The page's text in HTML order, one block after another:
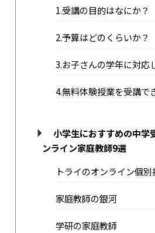
1.受講の目的はなにか？
2.予算はどのくらいか？
3.お子さんの学年に対応
4.無料体験授業を受講で
小学生におすすめの中学
ンライン家庭教師9選
トライのオンライン個別
家庭教師の銀河
学研の家庭教師